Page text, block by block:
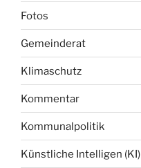
Fotos
Gemeinderat
Klimaschutz
Kommentar
Kommunalpolitik
Künstliche Intelligen (KI)